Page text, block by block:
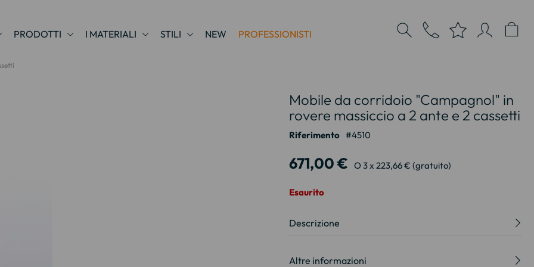
PRODOTTI I MATERIALI STILI NEW PROFESSIONISTI
Mobile da corridoio "Campagnol" in
rovere massiccio a 2 ante e 2 cassetti
Riferimento 4510
671,00 € O 3 x 223,66 € (gratuito)
Esaurito
Descrizione
Altre informazioni